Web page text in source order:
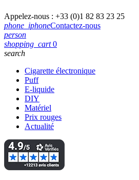
Appelez-nous : +33 (0)1 82 83 23 25
phone_iphoneContactez-nous
person
shopping_cart 0
search
Cigarette électronique
Puff
E-liquide
DIY
Matériel
Prix rouges
Actualité